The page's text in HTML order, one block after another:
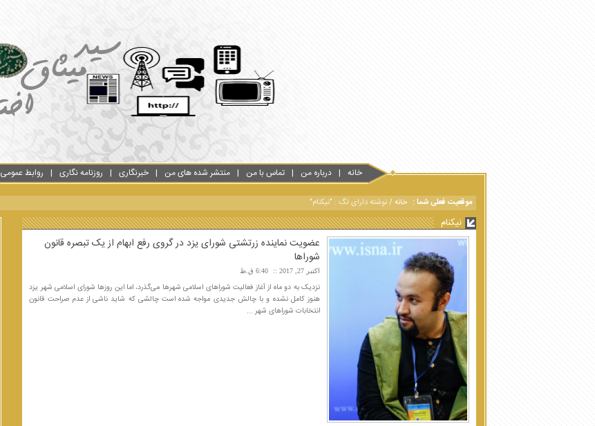
خانه درباره من تماس با من منتشر شده های من خبرنگاری روزنامه نگاری روابط عمومی
موقعیت فعلی شما : خانه/نوشته دارای تگ : "نیکنام"
نیکنام
عضویت نماینده زرتشتی شورای یزد در گروی رفع ابهام از یک تبصره قانون
شوراها
اکتبر 27, 2017 6:40 ق.ظ
نزدیک به دو ماه از آغاز فعالیت شوراهای اسلامی شهرها می‌گذرد، اما این روزها شورای اسلامی شهر یزد
هنوز کامل نشده و با چالش جدیدی مواجه شده است چالشی که شاید ناشی از عدم صراحت قانون
انتخابات شوراهای شهر ...